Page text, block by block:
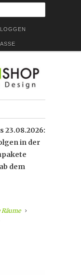
23.08.2026:
in der
dem